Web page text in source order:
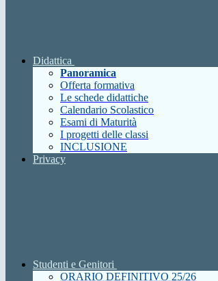
Didattica
Panoramica
Offerta formativa
Le schede didattiche
Calendario Scolastico
Esami di Maturità
I progetti delle classi
INCLUSIONE
Privacy
Studenti e Genitori
ORARIO DEFINITIVO 25/26